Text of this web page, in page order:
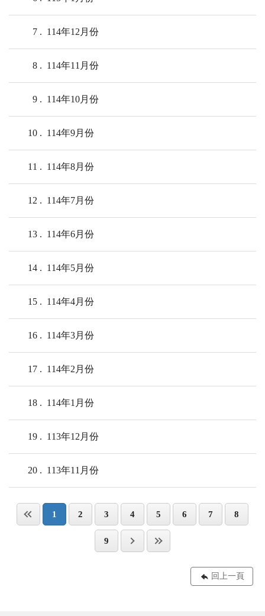
7 114年12月份
8 114年11月份
9 114年10月份
10 114年9月份
11 114年8月份
12 114年7月份
13 114年6月份
14 114年5月份
15 114年4月份
16 114年3月份
17 114年2月份
18 114年1月份
19 113年12月份
20 113年11月份
1 2 3 4 5 6 7 8
9
回上一頁